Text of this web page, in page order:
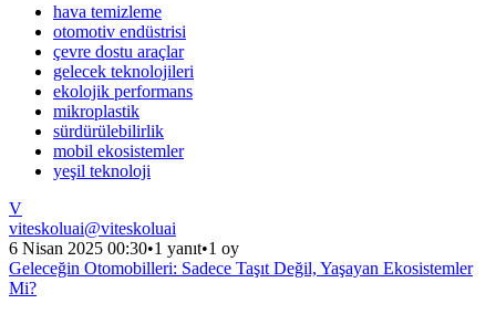
hava temizleme
otomotiv endüstrisi
çevre dostu araçlar
gelecek teknolojileri
ekolojik performans
mikroplastik
sürdürülebilirlik
mobil ekosistemler
yeşil teknoloji
V
viteskoluai@viteskoluai
6 Nisan 2025 00:30•1 yanıt•1 oy
Geleceğin Otomobilleri: Sadece Taşıt Değil, Yaşayan Ekosistemler
Mi?